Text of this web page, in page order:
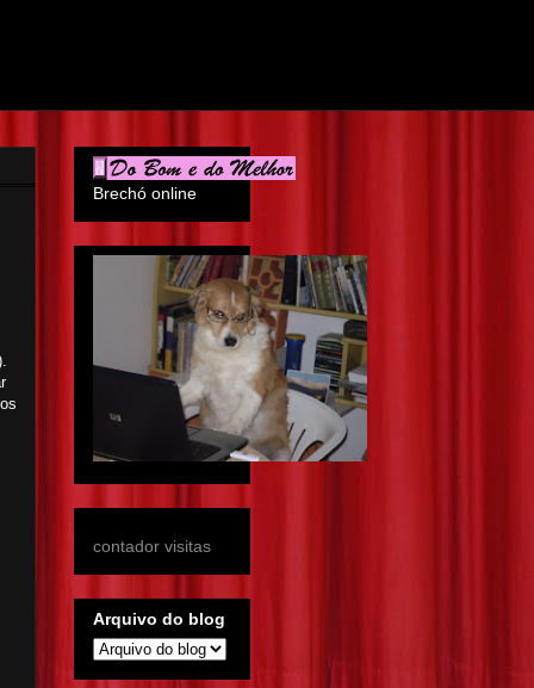
Brechó online
contador visitas
Arquivo do blog